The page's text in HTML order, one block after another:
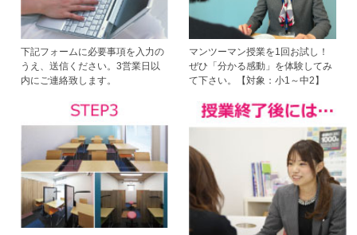
下記フォームに必要事項を入力の
うえ、送信ください。3営業日以
内にご連絡致します。
マンツーマン授業を1回お試し！
ぜひ「分かる感動」を体験してみ
て下さい。【対象：小1～中2】